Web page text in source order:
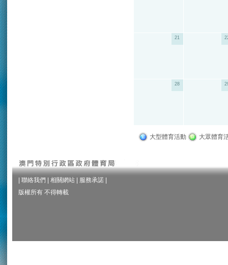
21
28
大型體育活動 大眾體育
聯絡我們 相關網站 服務承諾
版權所有 不得轉載